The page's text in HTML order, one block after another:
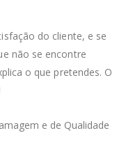
do cliente, e se
não se encontre
o que pretendes. O
e de Qualidade